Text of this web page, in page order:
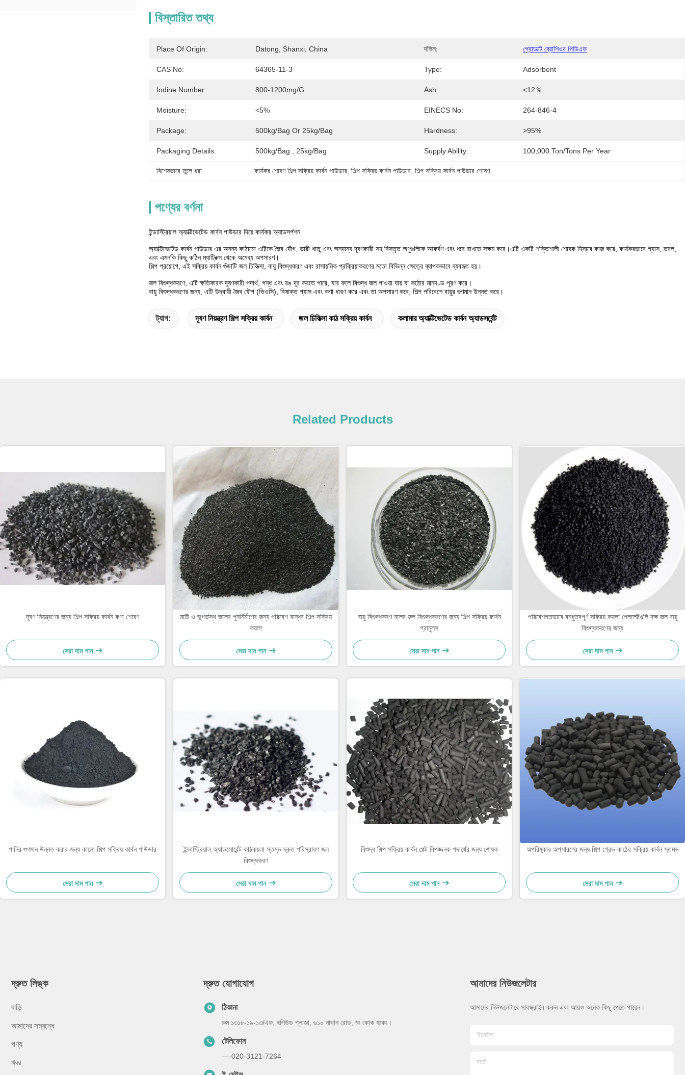
বিস্তারিত তথ্য
Place Of Origin: Datong, Shanxi, China দলিল: প্রোডাক্ট ব্রোশিওর পিডিএফ
CAS No: 64365-11-3 Type: Adsorbent
Iodine Number: 800-1200mg/g Ash: <12％
Moisture: <5% EINECS No: 264-846-4
Package: 500kg/bag Or 25kg/bag Hardness: >95%
Packaging Details: 500kg/bag , 25kg/bag Supply Ability: 100,000 Ton/Tons Per Year
বিশেষভাবে তুলে ধরা: কার্যকর শোষণ শিল্প সক্রিয় কার্বন পাউডার শিল্প সক্রিয় কার্বন পাউডার শিল্প সক্রিয় কার্বন পাউডার শোষণ
পণ্যের বর্ণনা
ইন্ডাস্ট্রিয়াল অ্যাক্টিভেটেড কার্বন পাউডার দিয়ে কার্যকর অ্যাডসর্পশন
অ্যাক্টিভেটেড কার্বন পাউডার এর অনন্য কাঠামো এটিকে জৈব যৌগ, ভারী ধাতু এবং অন্যান্য দূষণকারী সহ বিস্তৃত অণুগুলিকে আকর্ষণ এবং ধরে রাখতে সক্ষম করে।এটি একটি শক্তিশালী শোষক হিসাবে কাজ করে, কার্যকরভাবে গ্যাস, তরল,
এবং এমনকি কিছু কঠিন ম্যাট্রিক্স থেকে অমেধ্য অপসারণ।
শিল্প প্রয়োগে, এই সক্রিয় কার্বন গুঁড়াটি জল চিকিত্সা, বায়ু বিশুদ্ধকরণ এবং রাসায়নিক প্রক্রিয়াকরণের মতো বিভিন্ন ক্ষেত্রে ব্যাপকভাবে ব্যবহৃত হয়।
জল বিশুদ্ধকরণে, এটি ক্ষতিকারক দূষণকারী পদার্থ, গন্ধ এবং রঙ দূর করতে পারে, যার ফলে বিশুদ্ধ জল পাওয়া যায় যা কঠোর মানদণ্ড পূরণ করে।
বায়ু বিশুদ্ধকরণের জন্য, এটি উদ্বায়ী জৈব যৌগ (ভিওসি), বিষাক্ত গ্যাস এবং কণা ধারণ করে এবং তা অপসারণ করে, শিল্প পরিবেশে বায়ুর গুণমান উন্নত করে।
ট্যাগ: দূষণ নিয়ন্ত্রণ শিল্প সক্রিয় কার্বন জল চিকিত্সা কাঠ সক্রিয় কার্বন কলামার অ্যাক্টিভেটেড কার্বন অ্যাডসর্বেন্ট
Related Products
দূষণ নিয়ন্ত্রণের জন্য শিল্প সক্রিয় কার্বন কণা শোষণ
সেরা দাম পান
মাটি ও ভূগর্ভস্থ জলের পুনর্নির্মাণের জন্য পরিবেশ বান্ধব শিল্প সক্রিয়
কয়লা
সেরা দাম পান
বায়ু বিশুদ্ধকরণ নলের জল বিশুদ্ধকরণের জন্য শিল্প সক্রিয় কার্বন
গ্রানুলস
সেরা দাম পান
পরিবেশগতভাবে বন্ধুত্বপূর্ণ সক্রিয় কয়লা পেললেটগুলি দক্ষ জল বায়ু
বিশুদ্ধকরণের জন্য
সেরা দাম পান
পানির গুণমান উন্নত করার জন্য কালো শিল্প সক্রিয় কার্বন পাউডার
সেরা দাম পান
ইন্ডাস্ট্রিয়াল অ্যাডসোর্বেন্ট কাঠকয়লা স্তম্ভ দ্রুত পরিস্রাবণ জল
বিশুদ্ধকরণ
সেরা দাম পান
বিশুদ্ধ শিল্প সক্রিয় কার্বন পেল্ট বিপজ্জনক পদার্থের জন্য শোষক
সেরা দাম পান
অপরিষ্কার অপসারণের জন্য শিল্প গ্রেড কাঠের সক্রিয় কার্বন স্তম্ভ
সেরা দাম পান
দ্রুত লিঙ্ক
বাড়ি
আমাদের সম্বন্ধে
পণ্য
খবর
দ্রুত যোগাযোগ
ঠিকানা
রুম ১৩১৮-১৯-১৩/এফ, হলিউড প্লাজা, ৬১০ নাথান রোড, মং কোক হংকং।
টেলিফোন
—-020-3121-7264
আমাদের নিউজলেটার
আমাদের নিউজলেটারে সাবস্ক্রাইব করুন এবং আরও অনেক কিছু পেতে পারেন।